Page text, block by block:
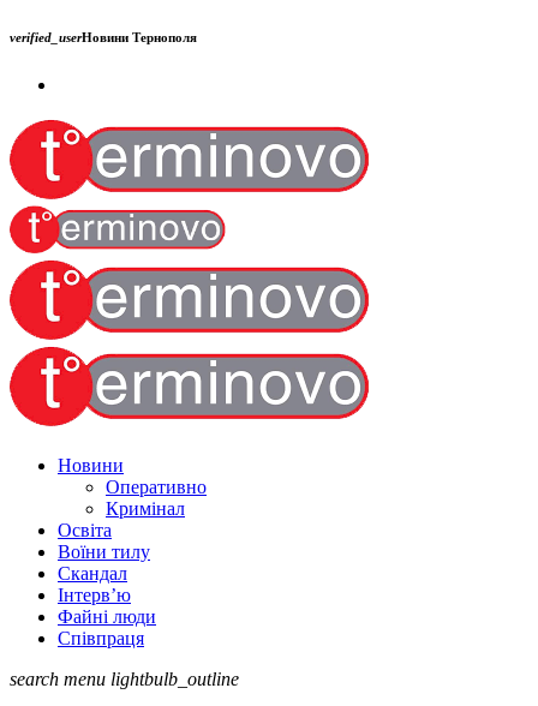
verified_userНовини Тернополя
Новини
Оперативно
Кримінал
Освіта
Воїни тилу
Скандал
Інтерв’ю
Файні люди
Співпраця
search menu lightbulb_outline